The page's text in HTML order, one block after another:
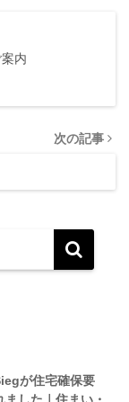
内
次の記事
が住宅確保要